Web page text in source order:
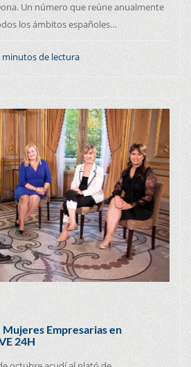
Un número que reúne anualmente
los ámbitos españoles…
minutos de lectura
Empresarias en
24H